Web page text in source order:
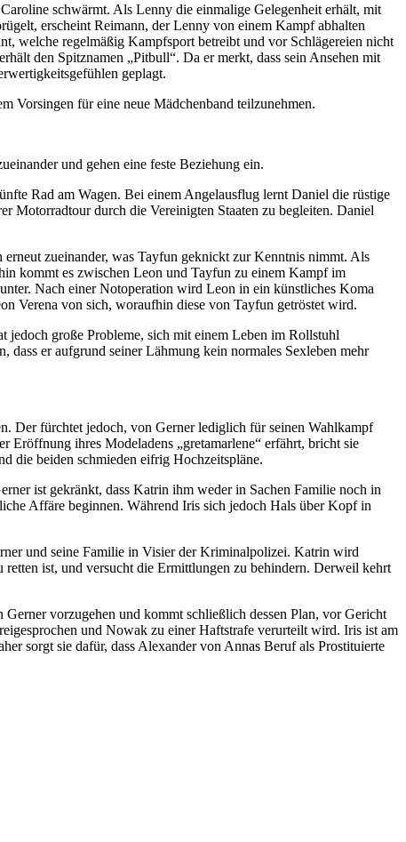
schwärmt. Als Lenny die einmalige Gelegenheit erhält, mit
erscheint Reimann, der Lenny von einem Kampf abhalten
welche regelmäßig Kampfsport betreibt und vor Schlägereien nicht
den Spitznamen „Pitbull“. Da er merkt, dass sein Ansehen mit
geplagt.
Vorsingen für eine neue Mädchenband teilzunehmen.
und gehen eine feste Beziehung ein.
Rad am Wagen. Bei einem Angelausflug lernt Daniel die rüstige
Motorradtour durch die Vereinigten Staaten zu begleiten. Daniel
zueinander, was Tayfun geknickt zur Kenntnis nimmt. Als
kommt es zwischen Leon und Tayfun zu einem Kampf im
Nach einer Notoperation wird Leon in ein künstliches Koma
Verena von sich, woraufhin diese von Tayfun getröstet wird.
große Probleme, sich mit einem Leben im Rollstuhl
dass er aufgrund seiner Lähmung kein normales Sexleben mehr
Der fürchtet jedoch, von Gerner lediglich für seinen Wahlkampf
Eröffnung ihres Modeladens „gretamarlene“ erfährt, bricht sie
die beiden schmieden eifrig Hochzeitspläne.
ist gekränkt, dass Katrin ihm weder in Sachen Familie noch in
Affäre beginnen. Während Iris sich jedoch Hals über Kopf in
und seine Familie in Visier der Kriminalpolizei. Katrin wird
ist, und versucht die Ermittlungen zu behindern. Derweil kehrt
vorzugehen und kommt schließlich dessen Plan, vor Gericht
und Nowak zu einer Haftstrafe verurteilt wird. Iris ist am
sorgt sie dafür, dass Alexander von Annas Beruf als Prostituierte